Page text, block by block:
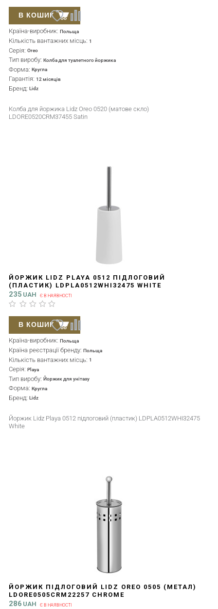
Країна-виробник: Польща
Кількість вантажних місць: 1
Серія: Oreo
Тип виробу: Колба для туалетного йоржика
Форма: Кругла
Гарантія: 12 місяців
Бренд: Lidz
Колба для йоржика Lidz Oreo 0520 (матове скло)
LDORE0520CRM37455 Satin
В КОШИК
ЙОРЖИК LIDZ PLAYA 0512 ПІДЛОГОВИЙ
(ПЛАСТИК) LDPLA0512WHI32475 WHITE
235 UAH Є В НАЯВНОСТІ
Країна-виробник: Польща
Країна реєстрації бренду: Польща
Кількість вантажних місць: 1
Серія: Playa
Тип виробу: Йоржик для унітазу
Форма: Кругла
Бренд: Lidz
Йоржик Lidz Playa 0512 підлоговий (пластик) LDPLA0512WHI32475
White
В КОШИК
ЙОРЖИК ПІДЛОГОВИЙ LIDZ OREO 0505 (МЕТАЛ)
LDORE0505CRM22257 CHROME
286 UAH Є В НАЯВНОСТІ